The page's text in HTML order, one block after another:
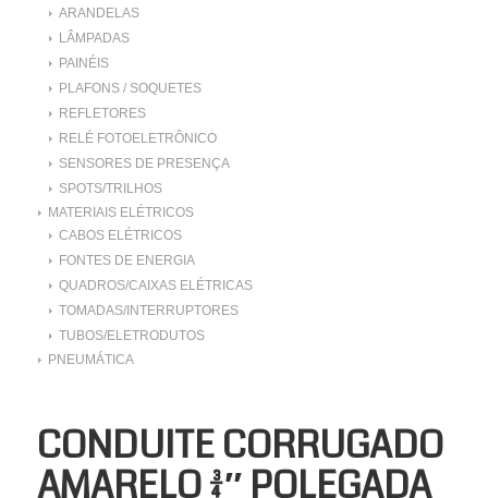
ARANDELAS
LÂMPADAS
PAINÉIS
PLAFONS / SOQUETES
REFLETORES
RELÉ FOTOELETRÔNICO
SENSORES DE PRESENÇA
SPOTS/TRILHOS
MATERIAIS ELÉTRICOS
CABOS ELÉTRICOS
FONTES DE ENERGIA
QUADROS/CAIXAS ELÉTRICAS
TOMADAS/INTERRUPTORES
TUBOS/ELETRODUTOS
PNEUMÁTICA
CONDUITE CORRUGADO
AMARELO 3/4″ POLEGADA